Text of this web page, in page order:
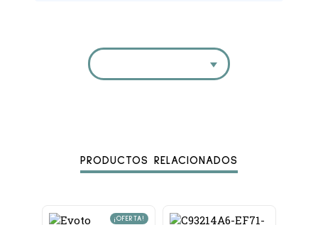
PRODUCTOS RELACIONADOS
¡OFERTA!